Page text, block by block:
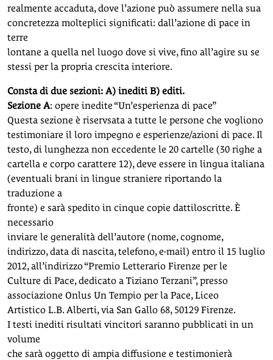
realmente accaduta, dove l’azione può assumere nella sua
concretezza molteplici significati: dall’azione di pace in
terre
lontane a quella nel luogo dove si vive, fino all’agire su se
stessi per la propria crescita interiore.
Consta di due sezioni: A) inediti B) editi.
Sezione A: opere inedite “Un’esperienza di pace”
Questa sezione è riservsata a tutte le persone che vogliono
testimoniare il loro impegno e esperienze/azioni di pace. Il
testo, di lunghezza non eccedente le 20 cartelle (30 righe a
cartella e corpo carattere 12), deve essere in lingua italiana
(eventuali brani in lingue straniere riportando la
traduzione a
fronte) e sarà spedito in cinque copie dattiloscritte. È
necessario
inviare le generalità dell’autore (nome, cognome,
indirizzo, data di nascita, telefono, e-mail) entro il 15 luglio
2012, all’indirizzo “Premio Letterario Firenze per le
Culture di Pace, dedicato a Tiziano Terzani”, presso
associazione Onlus Un Tempio per la Pace, Liceo
Artistico L.B. Alberti, via San Gallo 68, 50129 Firenze.
I testi inediti risultati vincitori saranno pubblicati in un
volume
che sarà oggetto di ampia diffusione e testimonierà